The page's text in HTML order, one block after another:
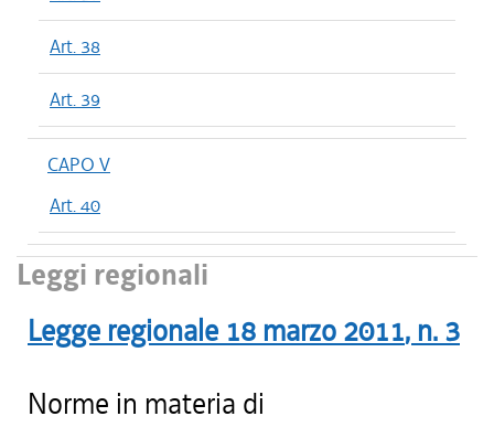
Art. 38
Art. 39
CAPO V
Art. 40
Leggi regionali
Legge regionale 18 marzo 2011, n. 3
Norme in materia di